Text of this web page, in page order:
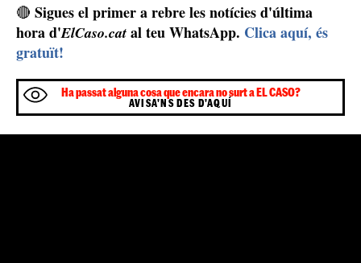
🔴 Sigues el primer a rebre les notícies d'última
hora d'ElCaso.cat al teu WhatsApp. Clica aquí, és
gratuït!
Ha passat alguna cosa que encara no surt a EL CASO?
AVISA'NS DES D'AQUÍ